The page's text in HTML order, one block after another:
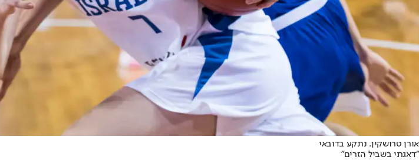
אורן טרושקין. נתקע בדובאי
"דאגתי בשביל הזרים"